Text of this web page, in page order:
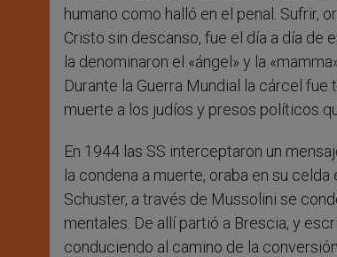
humano como halló en el penal. Sufrir,
Cristo sin descanso, fue el día a día de
la denominaron el «ángel» y la
Durante la Guerra Mundial la cárcel
muerte a los judíos y presos políticos
En 1944 las SS interceptaron un
la condena a muerte, oraba en su
Schuster, a través de Mussolini se
mentales. De allí partió a Brescia, y
conduciendo al camino de la